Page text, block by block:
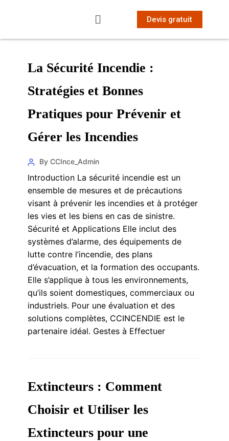
Devis gratuit
La Sécurité Incendie :
Stratégies et Bonnes
Pratiques pour Prévenir et
Gérer les Incendies
By CCInce_Admin
Introduction La sécurité incendie est un
ensemble de mesures et de précautions
visant à prévenir les incendies et à protéger
les vies et les biens en cas de sinistre.
Sécurité et Applications Elle inclut des
systèmes d’alarme, des équipements de
lutte contre l’incendie, des plans
d’évacuation, et la formation des occupants.
Elle s’applique à tous les environnements,
qu’ils soient domestiques, commerciaux ou
industriels. Pour une évaluation et des
solutions complètes, CCINCENDIE est le
partenaire idéal. Gestes à Effectuer
Extincteurs : Comment
Choisir et Utiliser les
Extincteurs pour une